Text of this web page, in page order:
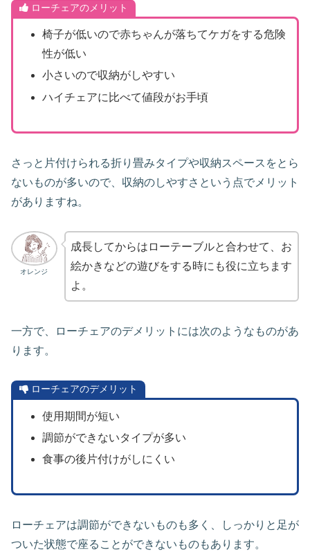
ローチェアのメリット
椅子が低いので赤ちゃんが落ちてケガをする危険
性が低い
小さいので収納がしやすい
ハイチェアに比べて値段がお手頃
さっと片付けられる折り畳みタイプや収納スペースをとら
ないものが多いので、収納のしやすさという点でメリット
がありますね。
オレンジ
成長してからはローテーブルと合わせて、お
絵かきなどの遊びをする時にも役に立ちます
よ。
一方で、ローチェアのデメリットには次のようなものがあ
ります。
ローチェアのデメリット
使用期間が短い
調節ができないタイプが多い
食事の後片付けがしにくい
ローチェアは調節ができないものも多く、しっかりと足が
ついた状態で座ることができないものもあります。